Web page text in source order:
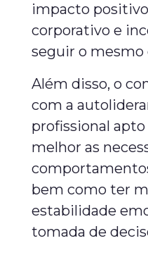
impacto
corporativo e
seguir o mesmo
Além disso, o
com a
profissional
melhor as
bem como ter
estabilidade
tomada de